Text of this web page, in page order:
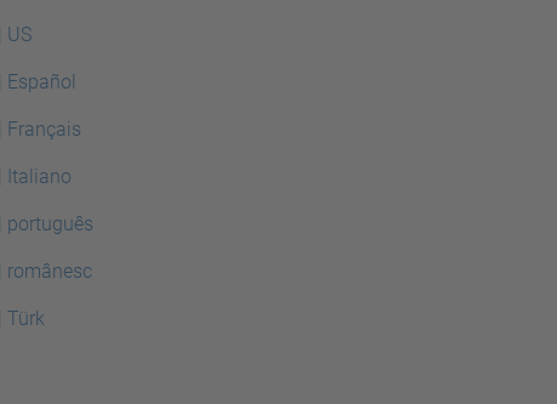
US
Español
Français
Italiano
português
românesc
Türk